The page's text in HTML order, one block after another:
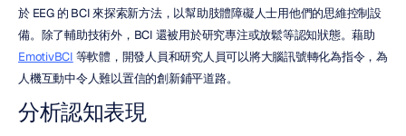
於 EEG 的 BCI 來探索新方法，以幫助肢體障礙人士用他們的思維控制設
EmotivBCI 等軟體，開發人員和研究人員可以將大腦訊號轉化為指令，為
人機互動中令人難以置信的創新鋪平道路。
分析認知表現